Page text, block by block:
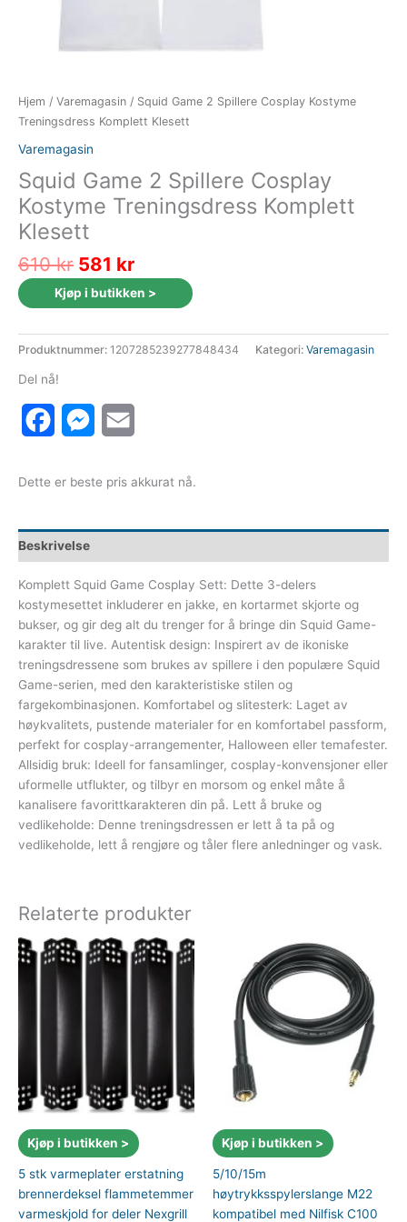
Hjem / Varemagasin / Squid Game 2 Spillere Cosplay Kostyme
Treningsdress Komplett Klesett
Varemagasin
Squid Game 2 Spillere Cosplay
Kostyme Treningsdress Komplett
Klesett
610kr Opprinnelig
pris
var:
581 krNåværende
pris
er:
Kjøp i butikken >
Produktnummer: 1207285239277848434 Kategori: Varemagasin
Del nå!
FacebookMessenger
Dette er beste pris akkurat nå.
Beskrivelse
Komplett Squid Game Cosplay Sett: Dette 3-delers
kostymesettet inkluderer en jakke, en kortarmet skjorte og
bukser, og gir deg alt du trenger for å bringe din Squid Game-
karakter til live. Autentisk design: Inspirert av de ikoniske
treningsdressene som brukes av spillere i den populære Squid
Game-serien, med den karakteristiske stilen og
fargekombinasjonen. Komfortabel og slitesterk: Laget av
høykvalitets, pustende materialer for en komfortabel passform,
perfekt for cosplay-arrangementer, Halloween eller temafester.
Allsidig bruk: Ideell for fansamlinger, cosplay-konvensjoner eller
uformelle utflukter, og tilbyr en morsom og enkel måte å
kanalisere favorittkarakteren din på. Lett å bruke og
vedlikeholde: Denne treningsdressen er lett å ta på og
vedlikeholde, lett å rengjøre og tåler flere anledninger og vask.
Relaterte produkter
Kjøp i butikken >
5 stk varmeplater erstatning
brennerdeksel flammetemmer
varmeskjold for deler Nexgrill
Kjøp i butikken >
5/10/15m
høytrykksspylerslange M22
kompatibel med Nilfisk C100